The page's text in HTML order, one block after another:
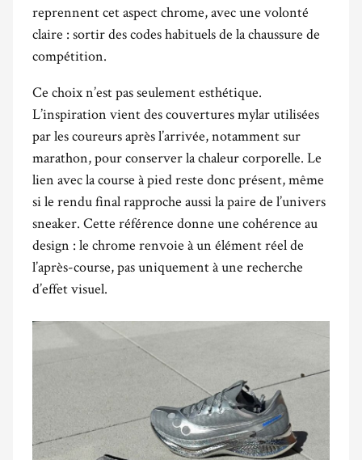
reprennent cet aspect chrome, avec une volonté
claire : sortir des codes habituels de la chaussure de
compétition.
Ce choix n’est pas seulement esthétique.
L’inspiration vient des couvertures mylar utilisées
par les coureurs après l’arrivée, notamment sur
marathon, pour conserver la chaleur corporelle. Le
lien avec la course à pied reste donc présent, même
si le rendu final rapproche aussi la paire de l’univers
sneaker. Cette référence donne une cohérence au
design : le chrome renvoie à un élément réel de
l’après-course, pas uniquement à une recherche
d’effet visuel.